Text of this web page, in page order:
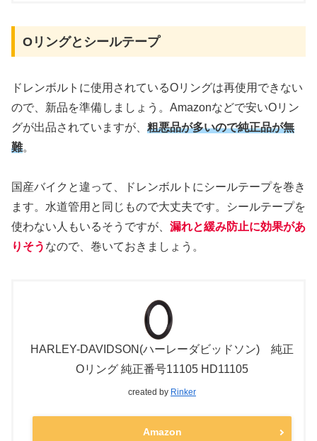
Oリングとシールテープ
ドレンボルトに使用されているOリングは再使用できない
ので、新品を準備しましょう。Amazonなどで安いOリン
グが出品されていますが、 粗悪品が多いので純正品が無
難。
国産バイクと違って、ドレンボルトにシールテープを巻き
ます。水道管用と同じもので大丈夫です。シールテープを
使わない人もいるそうですが、 漏れと緩み防止に効果があ
りそう なので、巻いておきましょう。
HARLEY-DAVIDSON(ハーレーダビッドソン) 純正
Oリング 純正番号11105 HD11105
created by Rinker
Amazon